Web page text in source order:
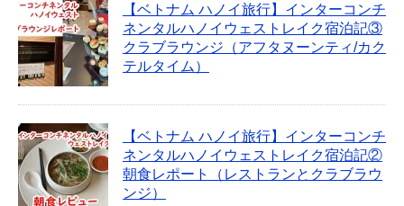
【ベトナム ハノイ旅行】インターコンチ
ネンタルハノイウェストレイク宿泊記③
クラブラウンジ（アフタヌーンティ/カク
テルタイム）
【ベトナム ハノイ旅行】インターコンチ
ネンタルハノイウェストレイク宿泊記②
朝食レポート（レストランとクラブラウ
ンジ）